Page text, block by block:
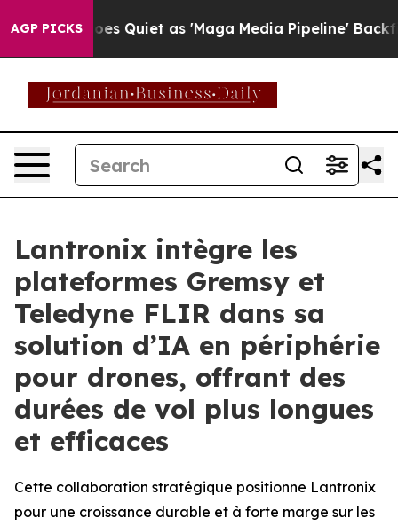
AGP PICKS
Goes Quiet as 'Maga Media Pipeline' Backfires
Lantronix intègre les
plateformes Gremsy et
Teledyne FLIR dans sa
solution d’IA en périphérie
pour drones, offrant des
durées de vol plus longues
et efficaces
Cette collaboration stratégique positionne Lantronix
pour une croissance durable et à forte marge sur les